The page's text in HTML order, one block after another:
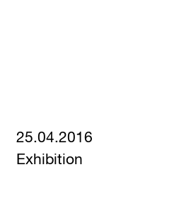
25.04.2016
Exhibition